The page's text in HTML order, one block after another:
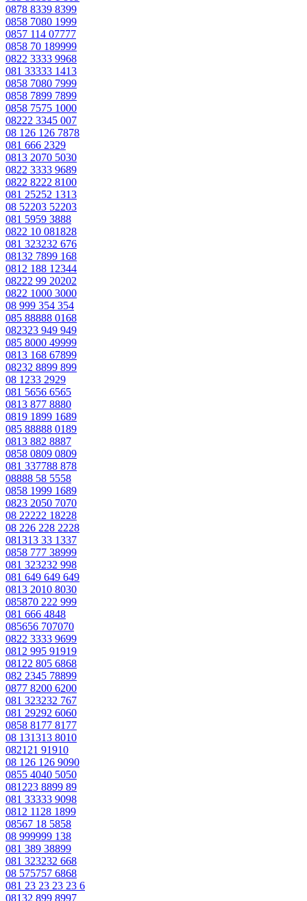
0878 8339 8399
0858 7080 1999
0857 114 07777
0858 70 189999
0822 3333 9968
081 33333 1413
0858 7080 7999
0858 7899 7899
0858 7575 1000
08222 3345 007
08 126 126 7878
081 666 2329
0813 2070 5030
0822 3333 9689
0822 8222 8100
081 25252 1313
08 52203 52203
081 5959 3888
0822 10 081828
081 323232 676
08132 7899 168
0812 188 12344
08222 99 20202
0822 1000 3000
08 999 354 354
085 88888 0168
082323 949 949
085 8000 49999
0813 168 67899
08232 8899 899
08 1233 2929
081 5656 6565
0813 877 8880
0819 1899 1689
085 88888 0189
0813 882 8887
0858 0809 0809
081 337788 878
08888 58 5558
0858 1999 1689
0823 2050 7070
08 22222 18228
08 226 228 2228
081313 33 1337
0858 777 38999
081 323232 998
081 649 649 649
0813 2010 8030
085870 222 999
081 666 4848
085656 707070
0822 3333 9699
0812 995 91919
08122 805 6868
082 2345 78899
0877 8200 6200
081 323232 767
081 29292 6060
0858 8177 8177
08 131313 8010
082121 91910
08 126 126 9090
0855 4040 5050
081223 8899 89
081 33333 9098
0812 1128 1899
08567 18 5858
08 999999 138
081 389 38899
081 323232 668
08 575757 6868
081 23 23 23 23 6
08132 899 8997